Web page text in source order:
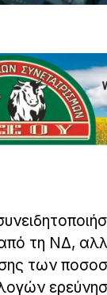
τη ΝΔ,
των